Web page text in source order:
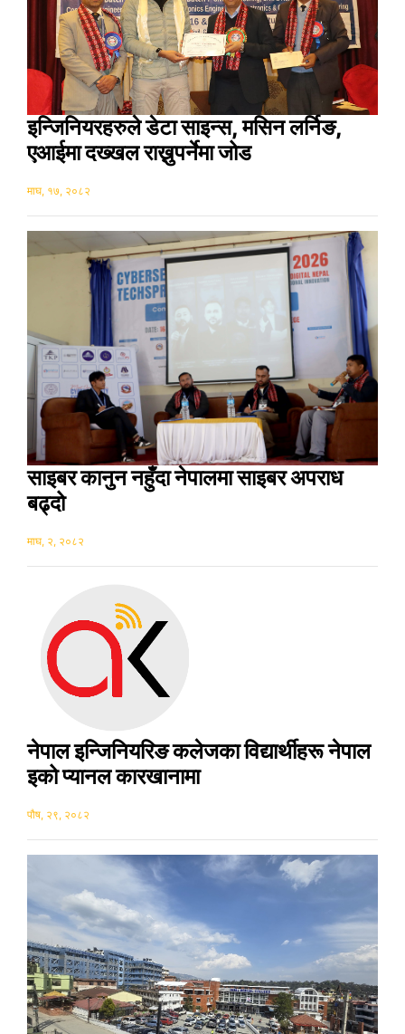
इन्जिनियरहरुले डेटा साइन्स, मसिन लर्निङ,
एआईमा दख्खल राख्नुपर्नेमा जोड
माघ, १७, २०८२
साइबर कानुन नहुँदा नेपालमा साइबर अपराध
बढ्दो
माघ, २, २०८२
नेपाल इन्जिनियरिङ कलेजका विद्यार्थीहरू नेपाल
इको प्यानल कारखानामा
पौष, २९, २०८२